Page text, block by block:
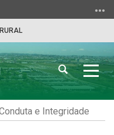
a
Abrir
a
busca
e Integridade